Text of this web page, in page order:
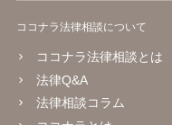
ココナラ法律相談について
ココナラ法律相談とは
法律Q&A
法律相談コラム